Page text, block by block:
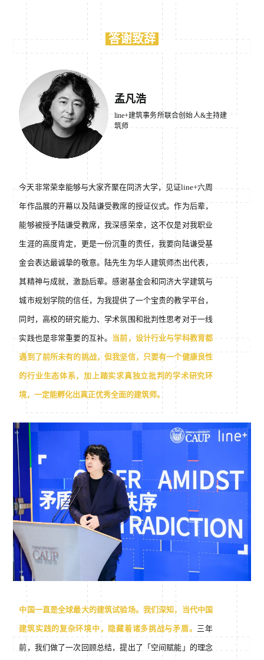
答谢致辞
孟凡浩
line+建筑事务所联合创始人&主持建
筑师
今天非常荣幸能够与大家齐聚在同济大学，见证line+六周
年作品展的开幕以及陆谦受教席的授证仪式。作为后辈，
能够被授予陆谦受教席，我深感荣幸，这不仅是对我职业
生涯的高度肯定，更是一份沉重的责任，我要向陆谦受基
金会表达最诚挚的敬意。陆先生为华人建筑师杰出代表，
其精神与成就，激励后辈。感谢基金会和同济大学建筑与
城市规划学院的信任，为我提供了一个宝贵的教学平台，
同时，高校的研究能力、学术氛围和批判性思考对于一线
实践也是非常重要的互补。 当前，设计行业与学科教育都
遇到了前所未有的挑战，但我坚信，只要有一个健康良性
的行业生态体系，加上踏实求真独立批判的学术研究环
境，一定能孵化出真正优秀全面的建筑师。
中国一直是全球最大的建筑试验场。我们深知，当代中国
建筑实践的复杂环境中，隐藏着诸多挑战与矛盾。 三年
前，我们做了⼀次回顾总结，提出了「空间赋能」的理念